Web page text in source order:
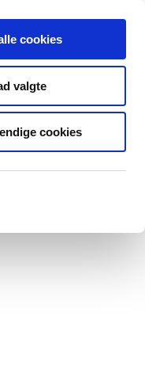
cookies
valgte
cookies